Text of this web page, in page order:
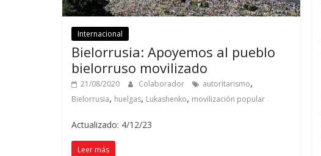
Internacional
Bielorrusia: Apoyemos al pueblo
bielorruso movilizado
21/08/2020 Colaborador autoritarismo,
Bielorrusia, huelgas, Lukashenko, movilización popular
Actualizado: 4/12/23
Leer más